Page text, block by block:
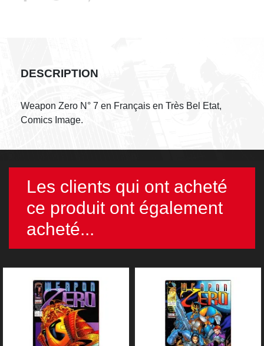
DESCRIPTION
Weapon Zero N° 7 en Français en Très Bel Etat,
Comics Image.
Les clients qui ont acheté
ce produit ont également
acheté...